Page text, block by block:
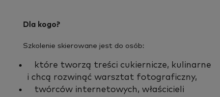
Dla kogo?
Szko­le­nie skie­ro­wa­ne jest do osób:
które tworzą treści cukiernicze, kulinarne
i chcą rozwinąć warsztat fotograficzny,
twórców internetowych, właścicieli